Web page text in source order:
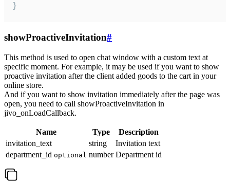
}
showProactiveInvitation#
This method is used to open chat window with a custom text at
specific moment. For example, it may be used if you want to show
proactive invitation after the client added goods to the cart in your
online store.
And if you want to show invitation immediately after the page was
open, you need to call showProactiveInvitation in
jivo_onLoadCallback.
Name Type
Description
invitation_text
string
Invitation text
department_id optional number Department id